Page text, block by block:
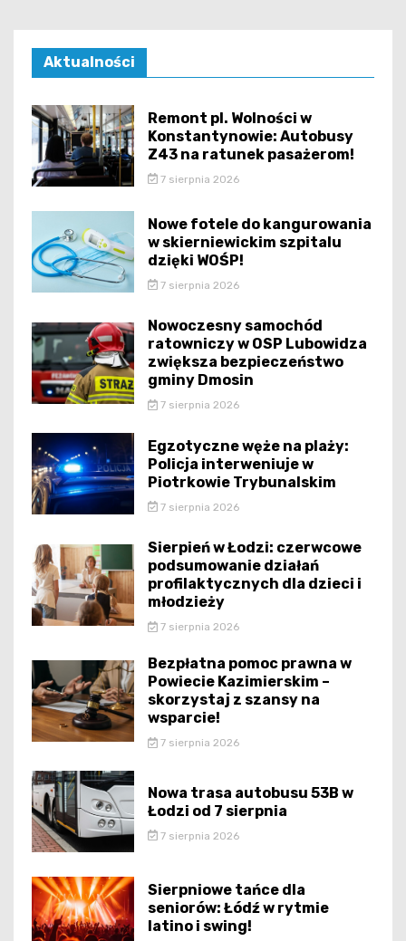
Aktualności
Remont pl. Wolności w
Konstantynowie: Autobusy
Z43 na ratunek pasażerom!
7 sierpnia 2026
Nowe fotele do kangurowania
w skierniewickim szpitalu
dzięki WOŚP!
7 sierpnia 2026
Nowoczesny samochód
ratowniczy w OSP Lubowidza
zwiększa bezpieczeństwo
gminy Dmosin
7 sierpnia 2026
Egzotyczne węże na plaży:
Policja interweniuje w
Piotrkowie Trybunalskim
7 sierpnia 2026
Sierpień w Łodzi: czerwcowe
podsumowanie działań
profilaktycznych dla dzieci i
młodzieży
7 sierpnia 2026
Bezpłatna pomoc prawna w
Powiecie Kazimierskim –
skorzystaj z szansy na
wsparcie!
7 sierpnia 2026
Nowa trasa autobusu 53B w
Łodzi od 7 sierpnia
7 sierpnia 2026
Sierpniowe tańce dla
seniorów: Łódź w rytmie
latino i swing!